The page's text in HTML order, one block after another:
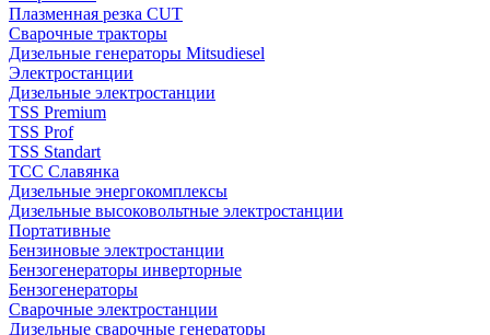
Плазменная резка CUT
Сварочные тракторы
Дизельные генераторы Mitsudiesel
Электростанции
Дизельные электростанции
TSS Premium
TSS Prof
TSS Standart
ТСС Славянка
Дизельные энергокомплексы
Дизельные высоковольтные электростанции
Портативные
Бензиновые электростанции
Бензогенераторы инверторные
Бензогенераторы
Сварочные электростанции
Дизельные сварочные генераторы